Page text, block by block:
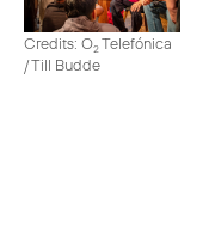
Credits: O2Telefónica
/ Till Budde